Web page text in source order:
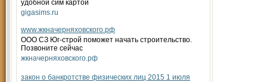
удобной сим картой
gigasims.ru
www.жкначерняховского.рф
ООО СЗ Юг-строй поможет начать строительство.
Позвоните сейчас
жкначерняховского.рф
закон о банкротстве физических лиц 2015 1 июля